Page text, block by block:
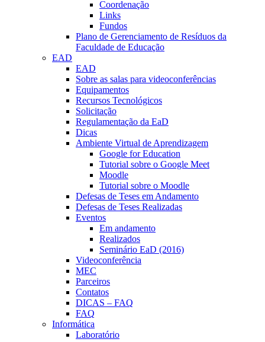
Coordenação
Links
Fundos
Plano de Gerenciamento de Resíduos da
Faculdade de Educação
EAD
EAD
Sobre as salas para videoconferências
Equipamentos
Recursos Tecnológicos
Solicitação
Regulamentação da EaD
Dicas
Ambiente Virtual de Aprendizagem
Google for Education
Tutorial sobre o Google Meet
Moodle
Tutorial sobre o Moodle
Defesas de Teses em Andamento
Defesas de Teses Realizadas
Eventos
Em andamento
Realizados
Seminário EaD (2016)
Videoconferência
MEC
Parceiros
Contatos
DICAS – FAQ
FAQ
Informática
Laboratório